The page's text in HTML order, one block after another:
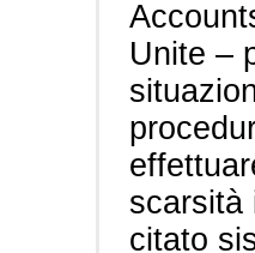
Unite –
scarsità
citato